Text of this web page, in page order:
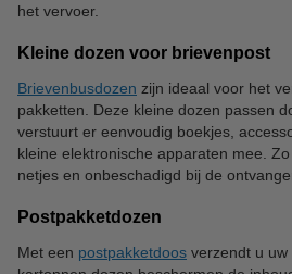
het vervoer.
Kleine dozen voor brievenpost
Brievenbusdozen zijn ideaal voor het
pakketten. Deze kleine dozen passen
verstuurt er eenvoudig boekjes,
kleine elektronische apparaten mee.
netjes en onbeschadigd bij de
Postpakketdozen
Met een postpakketdoos verzendt u uw